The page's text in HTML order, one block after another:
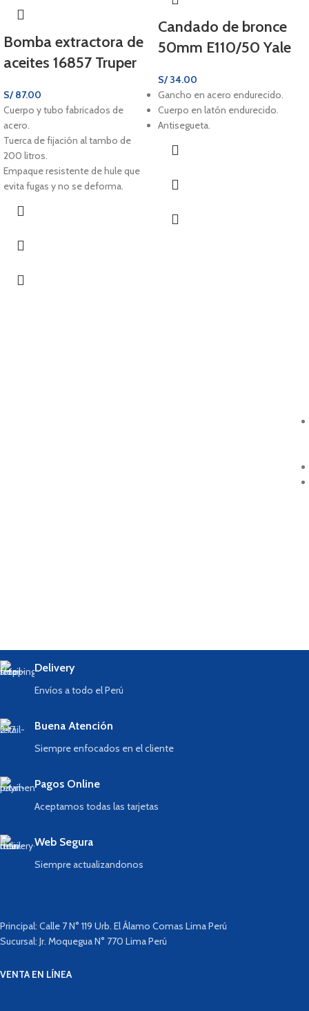
Bomba extractora de
aceites 16857 Truper
S/ 87.00
Cuerpo y tubo fabricados de
acero.
Tuerca de fijación al tambo de
200 litros.
Empaque resistente de hule que
evita fugas y no se deforma.
Candado de bronce
50mm E110/50 Yale
S/ 34.00
Gancho en acero endurecido.
Cuerpo en latón endurecido.
Antisegueta.
Delivery
Envíos a todo el Perú
Buena Atención
Siempre enfocados en el cliente
Pagos Online
Aceptamos todas las tarjetas
Web Segura
Siempre actualizandonos
Principal: Calle 7 N° 119 Urb. El Álamo Comas Lima Perú
Sucursal: Jr. Moquegua N° 770 Lima Perú
VENTA EN LÍNEA